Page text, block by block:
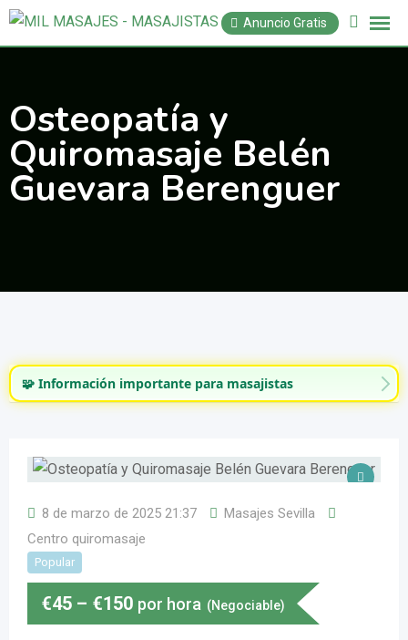
Saltar
Anuncio Gratis
Osteopatía y
Quiromasaje Belén
Guevara Berenguer
🧩 Información importante para masajistas
8 de marzo de 2025 21:37
Masajes Sevilla
Centro quiromasaje
Popular
€45 – €150 por hora (Negociable)